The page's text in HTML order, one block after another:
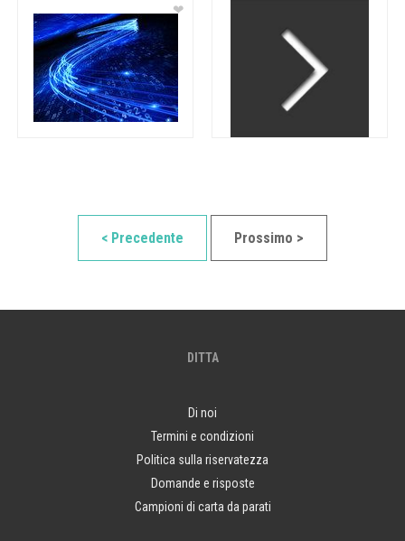
❤
< Precedente Prossimo >
DITTA
Di noi
Termini e condizioni
Politica sulla riservatezza
Domande e risposte
Campioni di carta da parati